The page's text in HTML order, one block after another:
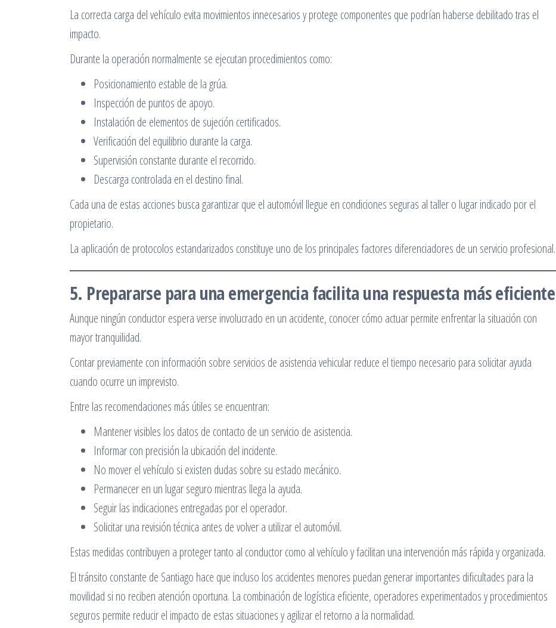
La correcta carga del vehículo evita movimientos innecesarios y protege componentes que podrían haberse debilitado tras el
impacto.
Durante la operación normalmente se ejecutan procedimientos como:
Posicionamiento estable de la grúa.
Inspección de puntos de apoyo.
Instalación de elementos de sujeción certificados.
Verificación del equilibrio durante la carga.
Supervisión constante durante el recorrido.
Descarga controlada en el destino final.
Cada una de estas acciones busca garantizar que el automóvil llegue en condiciones seguras al taller o lugar indicado por el
propietario.
La aplicación de protocolos estandarizados constituye uno de los principales factores diferenciadores de un servicio profesional.
5. Prepararse para una emergencia facilita una respuesta más eficiente
Aunque ningún conductor espera verse involucrado en un accidente, conocer cómo actuar permite enfrentar la situación con
mayor tranquilidad.
Contar previamente con información sobre servicios de asistencia vehicular reduce el tiempo necesario para solicitar ayuda
cuando ocurre un imprevisto.
Entre las recomendaciones más útiles se encuentran:
Mantener visibles los datos de contacto de un servicio de asistencia.
Informar con precisión la ubicación del incidente.
No mover el vehículo si existen dudas sobre su estado mecánico.
Permanecer en un lugar seguro mientras llega la ayuda.
Seguir las indicaciones entregadas por el operador.
Solicitar una revisión técnica antes de volver a utilizar el automóvil.
Estas medidas contribuyen a proteger tanto al conductor como al vehículo y facilitan una intervención más rápida y organizada.
El tránsito constante de Santiago hace que incluso los accidentes menores puedan generar importantes dificultades para la
movilidad si no reciben atención oportuna. La combinación de logística eficiente, operadores experimentados y procedimientos
seguros permite reducir el impacto de estas situaciones y agilizar el retorno a la normalidad.